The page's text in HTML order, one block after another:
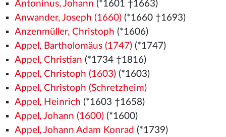
Antoninus, Johann (*1601 †1663)
Anwander, Joseph (1660)(*1660 †1693)
Anzenmüller, Christoph (*1606)
Appel, Bartholomäus (1747)(*1747)
Appel, Christian (*1734 †1816)
Appel, Christoph (1603)(*1603)
Appel, Christoph (Schretzheim)
Appel, Heinrich (*1603 †1658)
Appel, Johann (1600)(*1600)
Appel, Johann Adam Konrad (*1739)